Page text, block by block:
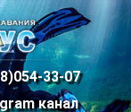
33-07
канал